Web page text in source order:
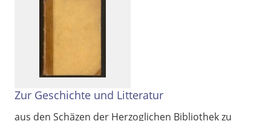
Zur Geschichte und Litteratur
aus den Schäzen der Herzoglichen Bibliothek zu